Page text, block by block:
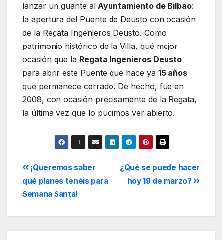
lanzar un guante al Ayuntamiento de Bilbao:
la apertura del Puente de Deusto con ocasión
de la Regata Ingenieros Deusto. Como
patrimonio histórico de la Villa, qué mejor
ocasión que la Regata Ingenieros Deusto
para abrir este Puente que hace ya 15 años
que permanece cerrado. De hecho, fue en
2008, con ocasión precisamente de la Regata,
la última vez que lo pudimos ver abierto.
¿Qué se puede hacer
hoy 19 de marzo?
¡Queremos saber
qué planes tenéis para
Semana Santa!